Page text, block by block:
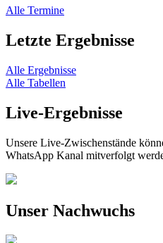
Alle Termine
Letzte Ergebnisse
Alle Ergebnisse
Alle Tabellen
Live-Ergebnisse
Unsere Live-Zwischenstände
WhatsApp Kanal mitverfolgt
Unser Nachwuchs